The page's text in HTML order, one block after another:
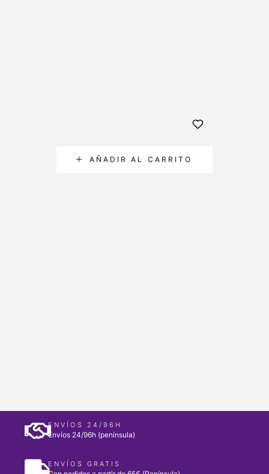
ENVÍOS 24/96H
Envíos 24/96h (península)
ENVÍOS GRATIS